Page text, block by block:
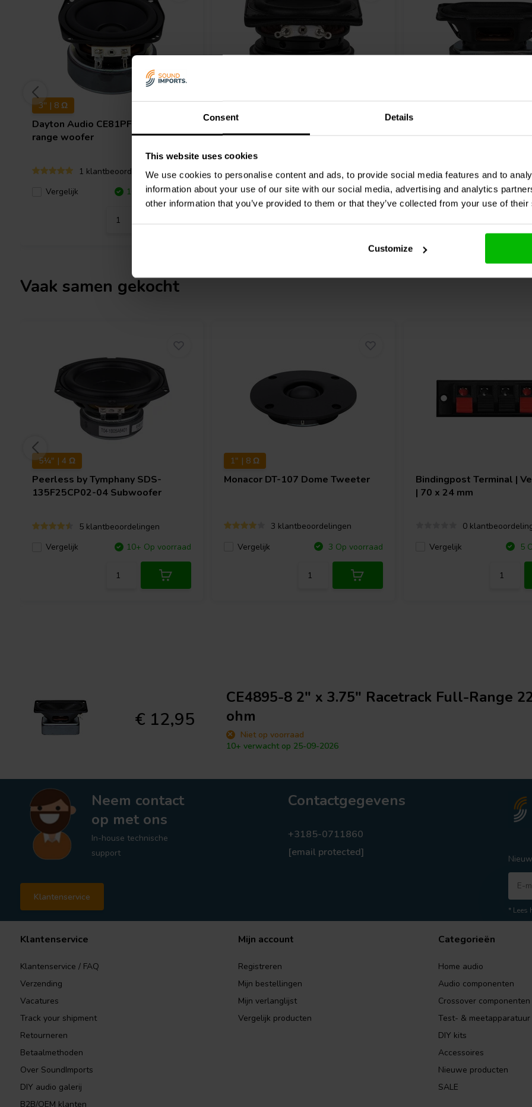
Consent Details
This website uses cookies
We use cookies to personalise content and ads, to provide social media features and to
information about your use of our site with our social media, advertising and analytics
other information that you’ve provided to them or that they’ve collected from your use of
Customize
3'' | 8 Ω
Dayton Audio CE81PF-8 Full-
range woofer
1 klantbeoordelingen
Vergelijk
10+ Op voorraad
2'' | 4 Ω
Dayton Audio
woofer
5 klantbeoordelingen
Vergelijk
4 Op voorraad
3'' | 16 Ω
range woofer
0
Vergelijk
2
Vaak samen gekocht
5¼" | 4 Ω
Peerless by Tymphany SDS-
135F25CP02-04 Subwoofer
5 klantbeoordelingen
Vergelijk
10+ Op voorraad
1" | 8 Ω
Monacor DT-107 Dome Tweeter
3 klantbeoordelingen
Vergelijk
3 Op voorraad
Bindingpost Terminal |
| 70 x 24 mm
0
Vergelijk
5
€ 12,95
CE4895-8 2" x 3.75" Racetrack Full-Range
ohm
Niet op voorraad
10+ verwacht op 25-09-2026
Neem contact
op met ons
In-house technische
support
Klantenservice
Contactgegevens
+3185-0711860
[email protected]
* Lees
Klantenservice
Klantenservice / FAQ
Verzending
Vacatures
Track your shipment
Retourneren
Betaalmethoden
Over SoundImports
DIY audio galerij
B2B/OEM klanten
Mijn account
Registreren
Mijn bestellingen
Mijn verlanglijst
Vergelijk producten
Categorieën
Home audio
Audio componenten
Crossover componenten
Test- & meetapparatuur
DIY kits
Accessoires
Nieuwe producten
SALE